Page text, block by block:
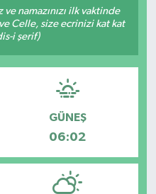
namazınızı ilk vaktinde
Celle, size ecrinizi kat kat
i şerif)
GÜNEŞ
06:02